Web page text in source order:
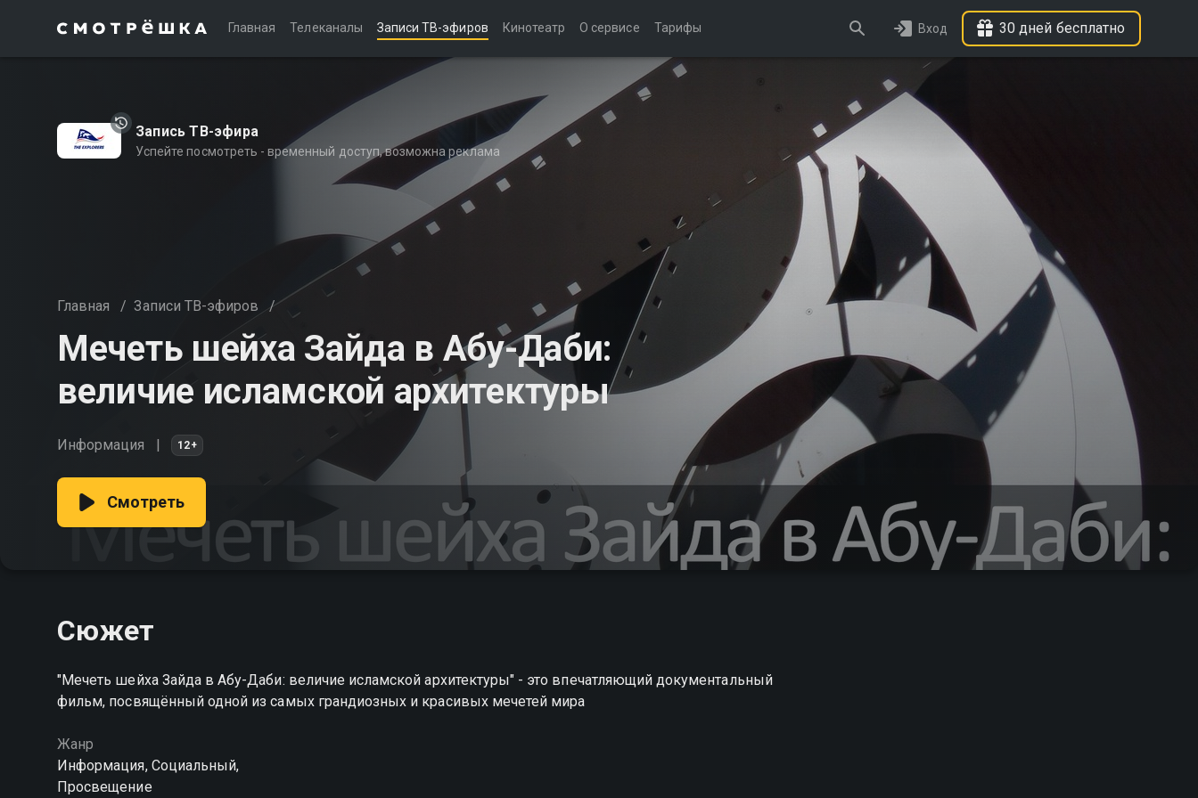
Главная Телеканалы Записи ТВ-эфиров Кинотеатр О сервисе Тарифы Вход 30 дней бесплатно
Запись ТВ-эфира
Успейте посмотреть - временный доступ, возможна реклама
Главная / Записи ТВ-эфиров /
Мечеть шейха Зайда в Абу-Даби:
величие исламской архитектуры
Информация 12+
Смотреть
Сюжет
"Мечеть шейха Зайда в Абу-Даби: величие исламской архитектуры" - это впечатляющий документальный
фильм, посвящённый одной из самых грандиозных и красивых мечетей мира
Жанр
Информация, Социальный,
Просвещение